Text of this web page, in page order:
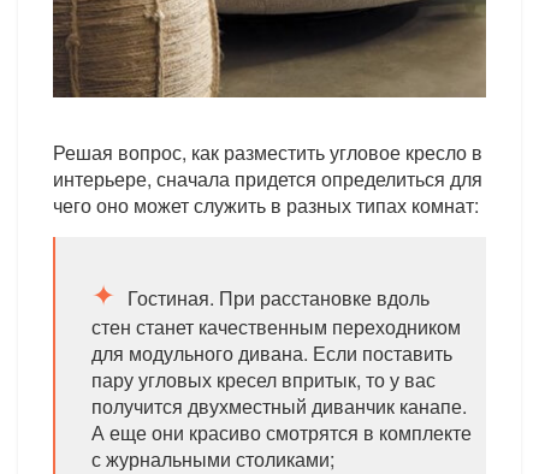
Решая вопрос, как разместить угловое кресло в
интерьере, сначала придется определиться для
чего оно может служить в разных типах комнат:
Гостиная. При расстановке вдоль
стен станет качественным переходником
для модульного дивана. Если поставить
пару угловых кресел впритык, то у вас
получится двухместный диванчик канапе.
А еще они красиво смотрятся в комплекте
с журнальными столиками;